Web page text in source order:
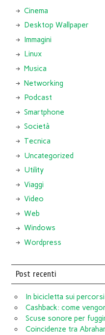
Cinema
Desktop Wallpaper
Immagini
Linux
Musica
Networking
Podcast
Smartphone
Società
Tecnica
Uncategorized
Utility
Viaggi
Video
Web
Windows
Wordpress
Post recenti
In bicicletta sui
Cashback: come
Scuse sonore per
Coincidenze tra